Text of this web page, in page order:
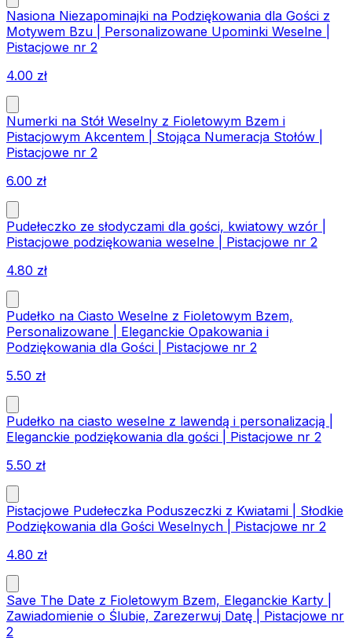
Nasiona Niezapominajki na Podziękowania dla Gości z
Motywem Bzu | Personalizowane Upominki Weselne |
Pistacjowe nr 2
4.00 zł
Numerki na Stół Weselny z Fioletowym Bzem i
Pistacjowym Akcentem | Stojąca Numeracja Stołów |
Pistacjowe nr 2
6.00 zł
Pudełeczko ze słodyczami dla gości, kwiatowy wzór |
Pistacjowe podziękowania weselne | Pistacjowe nr 2
4.80 zł
Pudełko na Ciasto Weselne z Fioletowym Bzem,
Personalizowane | Eleganckie Opakowania i
Podziękowania dla Gości | Pistacjowe nr 2
5.50 zł
Pudełko na ciasto weselne z lawendą i personalizacją |
Eleganckie podziękowania dla gości | Pistacjowe nr 2
5.50 zł
Pistacjowe Pudełeczka Poduszeczki z Kwiatami | Słodkie
Podziękowania dla Gości Weselnych | Pistacjowe nr 2
4.80 zł
Save The Date z Fioletowym Bzem, Eleganckie Karty |
Zawiadomienie o Ślubie, Zarezerwuj Datę | Pistacjowe nr
2